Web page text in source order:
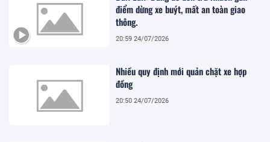
điểm dừng xe buýt, mất an toàn giao
thông.
20:59 24/07/2026
Nhiều quy định mới quản chặt xe hợp
đồng
20:50 24/07/2026